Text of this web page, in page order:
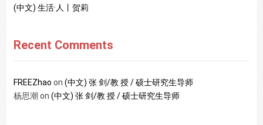
(中文) 生活·人丨贺莉
Recent Comments
FREEZhao on (中文) 张 剑/教 授 / 硕士研究生导师
杨思潮 on (中文) 张 剑/教 授 / 硕士研究生导师